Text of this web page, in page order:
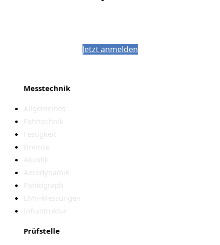
Jetzt anmelden
Messtechnik
Allgemeines
Fahrtechnik
Festigkeit
Bremse
Akustik
Aerodynamik
Pantograph
EMV-Messungen
Infrastruktur
Prüfstelle